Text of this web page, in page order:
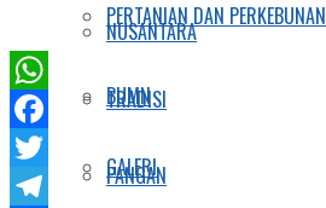
NUSANTARA
TRADISI
GALERI
PERTANIAN DAN PERKEBUNAN
BUMN
PANGAN
WhatsApp
Facebook
Twitter